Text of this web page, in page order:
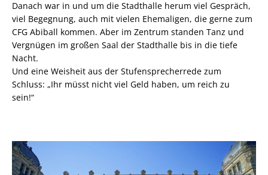
Danach war in und um die Stadthalle herum viel Gespräch,
viel Begegnung, auch mit vielen Ehemaligen, die gerne zum
CFG Abiball kommen. Aber im Zentrum standen Tanz und
Vergnügen im großen Saal der Stadthalle bis in die tiefe
Nacht.
Und eine Weisheit aus der Stufensprecherrede zum
Schluss: „Ihr müsst nicht viel Geld haben, um reich zu
sein!“